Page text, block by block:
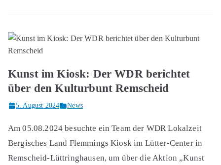
Kunst im Kiosk: Der WDR berichtet
über den Kulturbunt Remscheid
5. August 2024 News
Am 05.08.2024 besuchte ein Team der WDR Lokalzeit
Bergisches Land Flemmings Kiosk im Lütter-Center in
Remscheid-Lüttringhausen, um über die Aktion „Kunst